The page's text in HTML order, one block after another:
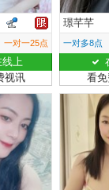
一对一25点
线上
视讯
璟芊芊
一对多8点
看